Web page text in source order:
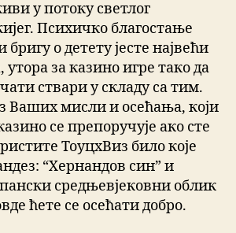
у потоку светлог
Психичко благостање
бригу о детету јесте највећи
утора за казино игре тако да
ствари у складу са тим.
Ваших мисли и осећања, који
се препоручује ако сте
ТоуцхВиз било које
“Хернандов син” и
средњевјековни облик
ћете се осећати добро.